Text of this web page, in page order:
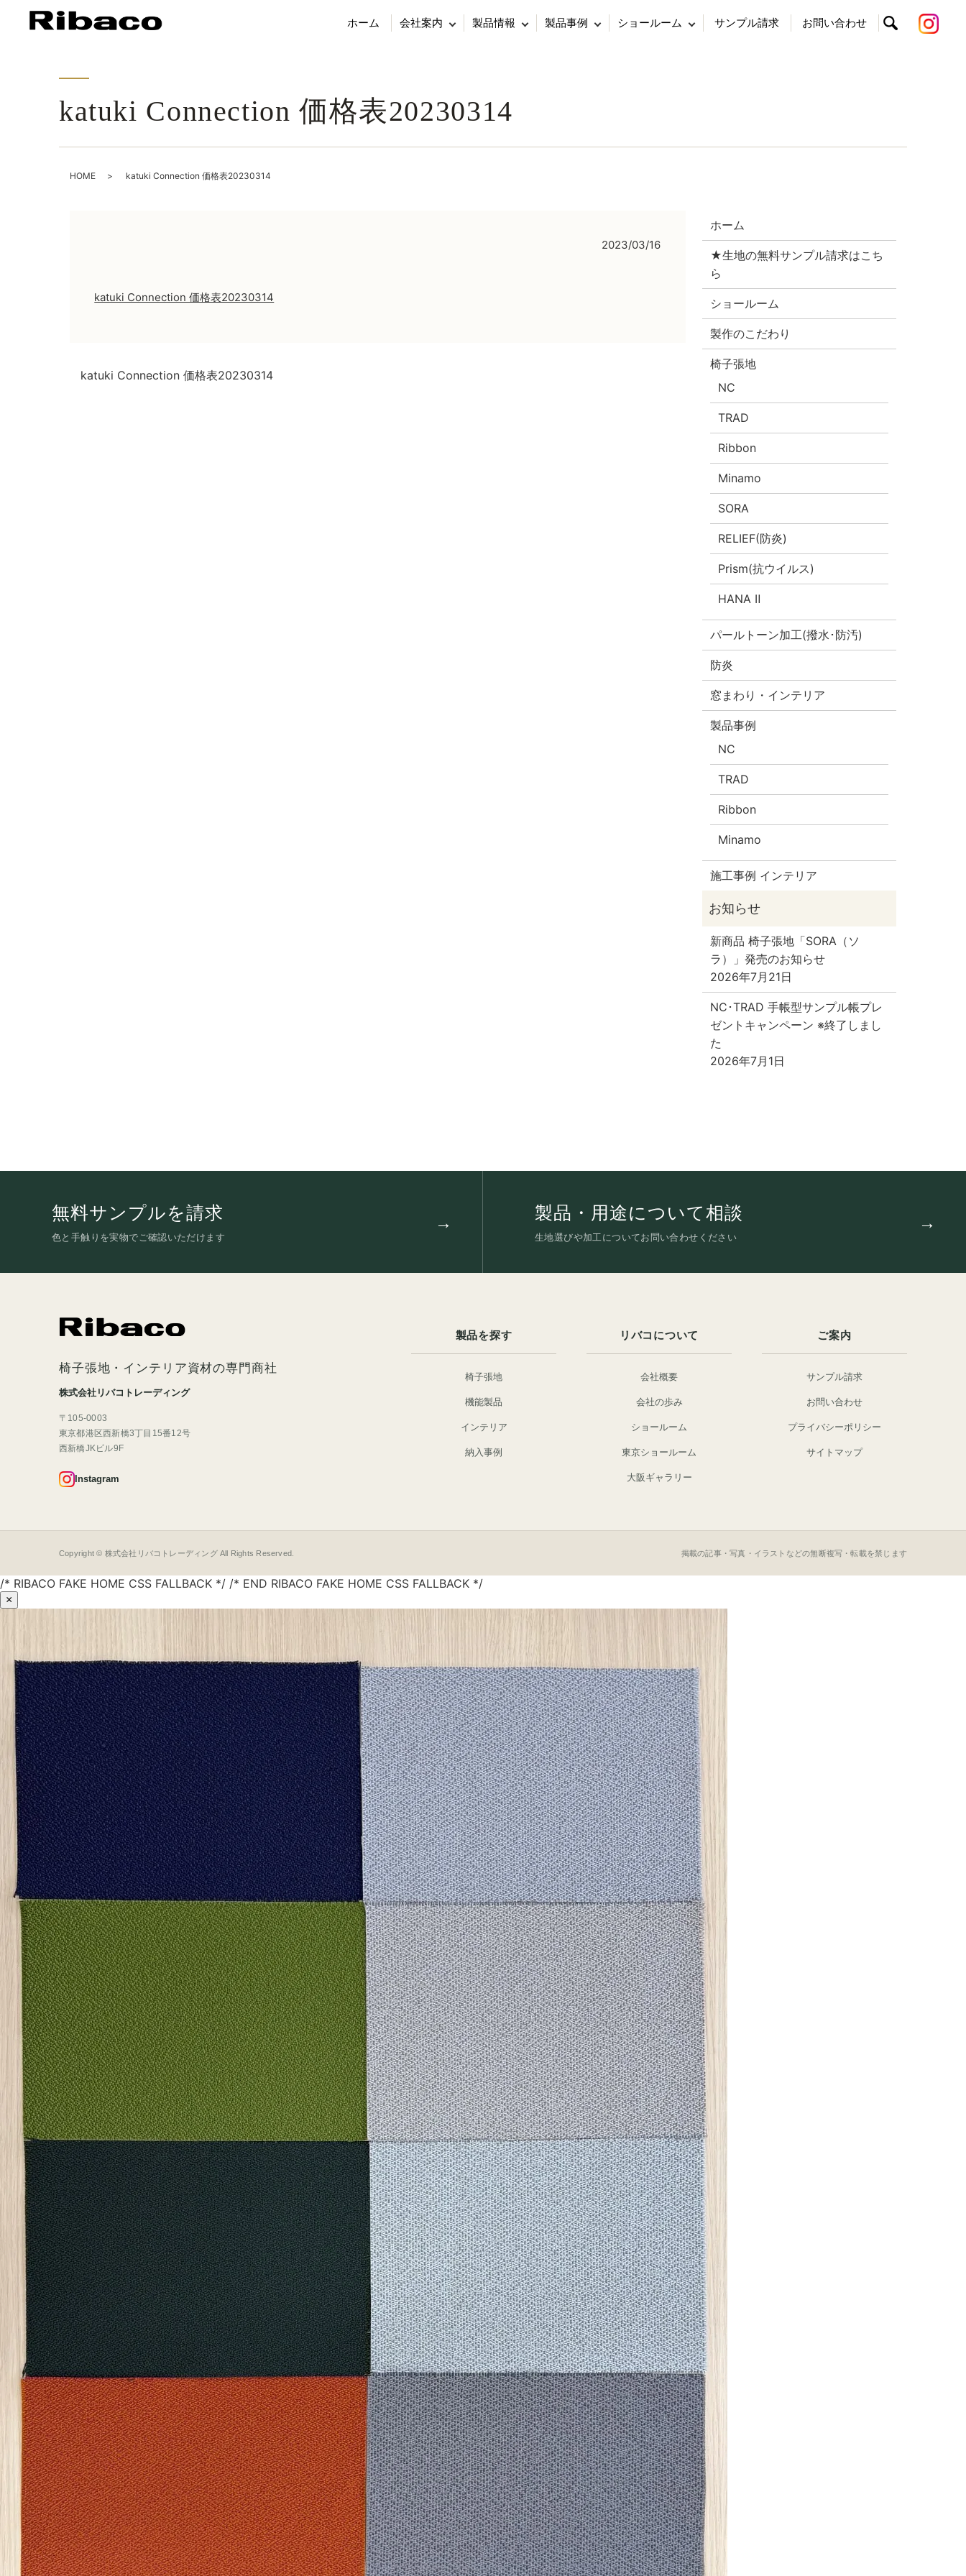
ホーム 会社案内 製品情報 製品事例 ショールーム サンプル請求 お問い合わせ search
katuki Connection 価格表20230314
HOME katuki Connection 価格表20230314
2023/03/16
katuki Connection 価格表20230314
katuki Connection 価格表20230314
ホーム
★生地の無料サンプル請求はこち
ら
ショールーム
製作のこだわり
椅子張地
NC
TRAD
Ribbon
Minamo
SORA
RELIEF(防炎)
Prism(抗ウイルス)
HANA Ⅱ
パールトーン加工(撥水･防汚)
防炎
窓まわり・インテリア
製品事例
NC
TRAD
Ribbon
Minamo
施工事例 インテリア
新商品 椅子張地「SORA（ソ
ラ）」発売のお知らせ
2026年7月21日
NC･TRAD 手帳型サンプル帳プレ
ゼントキャンペーン ※終了しまし
た
2026年7月1日
無料サンプルを請求
色と手触りを実物でご確認いただけます
製品・用途について相談
生地選びや加工についてお問い合わせください
椅子張地・インテリア資材の専門商社
株式会社リバコトレーディング
〒105-0003
東京都港区西新橋3丁目15番12号
西新橋JKビル9F
Instagram
製品を探す
椅子張地
機能製品
インテリア
納入事例
リバコについて
会社概要
会社の歩み
ショールーム
東京ショールーム
大阪ギャラリー
ご案内
サンプル請求
お問い合わせ
プライバシーポリシー
サイトマップ
Copyright © 株式会社リバコトレーディング All Rights Reserved. 掲載の記事・写真・イラストなどの無断複写・転載を禁じます
/* RIBACO FAKE HOME CSS FALLBACK */ /* END RIBACO FAKE HOME CSS FALLBACK */
×